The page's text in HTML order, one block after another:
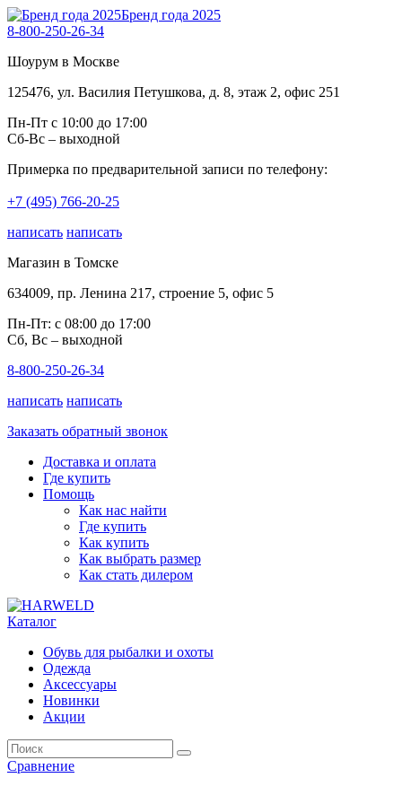
Бренд года 2025
8-800-250-26-34
Шоурум в Москве
125476, ул. Василия Петушкова, д. 8, этаж 2, офис 251
Пн-Пт с 10:00 до 17:00
Сб-Вс – выходной
Примерка по предварительной записи по телефону:
+7 (495) 766-20-25
написать написать
Магазин в Томске
634009, пр. Ленина 217, строение 5, офис 5
Пн-Пт: с 08:00 до 17:00
Сб, Вс – выходной
8-800-250-26-34
написать написать
Заказать обратный звонок
Доставка и оплата
Где купить
Помощь
Как нас найти
Где купить
Как купить
Как выбрать размер
Как стать дилером
Каталог
Обувь для рыбалки и охоты
Одежда
Аксессуары
Новинки
Акции
Сравнение